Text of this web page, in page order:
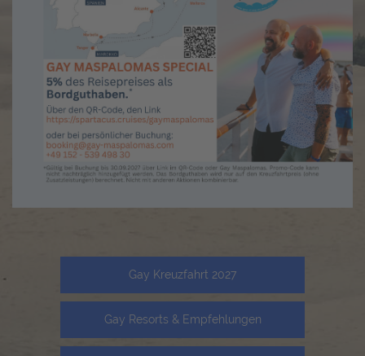
Gay Kreuzfahrt 2027
Gay Resorts & Empfehlungen